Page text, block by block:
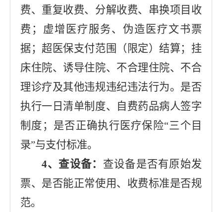
费、重复收费、分解收费、串换项目收
费；虚增医疗服务、伪造医疗文书票
据；超医保支付范围（限定）结算；挂
床住院、诱导住院、不合理住院、不合
理诊疗及其他违规违纪违法行为。 是否
执行一日清单制度、自费药品病人签字
制度；是否正确执行医疗保险“三个目
录”与支付标准。
4、查设备： 查设备是否有原始发
票、是否能正常使用、收费标准是否规
范。